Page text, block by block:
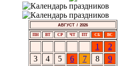
АВГУСТ / 2026
ПН ВТ СР ЧТ ПТ СБ ВС
1
2
3
4 5 6 7 8
9